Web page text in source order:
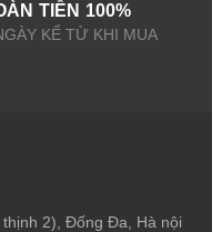
TIỀN 100%
KỂ TỪ KHI MUA
2), Đống Đa, Hà nội